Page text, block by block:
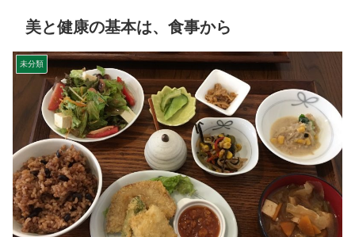
美と健康の基本は、食事から
未分類